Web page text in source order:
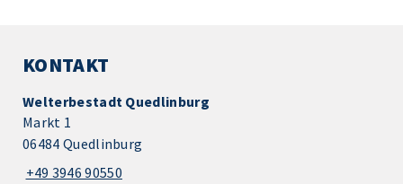
KONTAKT
Welterbestadt Quedlinburg
Markt 1
06484 Quedlinburg
+49 3946 90550